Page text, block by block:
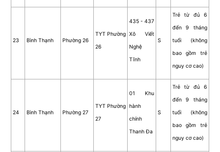
23 Bình Thạnh Phường 26
TYT Phường
26
435 - 437
Xô Viết
Nghệ
Tĩnh
S
Trẻ từ đủ 6
đến 9 tháng
tuổi (không
bao gồm trẻ
nguy cơ cao)
24 Bình Thạnh Phường 27
TYT Phường
27
01 Khu
hành
chính
Thanh Đa
S
Trẻ từ đủ 6
đến 9 tháng
tuổi (không
bao gồm trẻ
nguy cơ cao)